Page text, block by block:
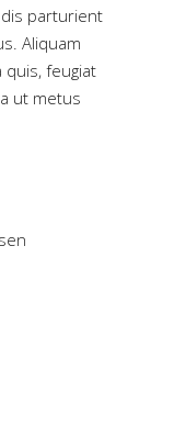
parturient
Aliquam
quis, feugiat
ut metus